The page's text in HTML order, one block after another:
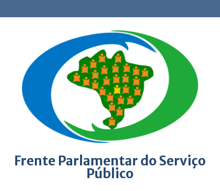
to
Frente Parlamentar do Serviço
Público